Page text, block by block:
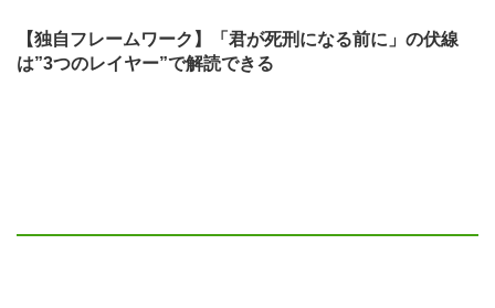
【独自フレームワーク】「君が死刑になる前に」の伏線
は”3つのレイヤー”で解読できる